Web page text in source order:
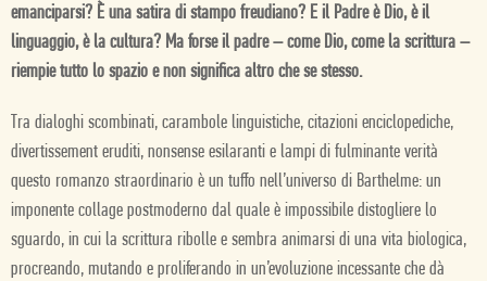
emanciparsi? È una satira di stampo freudiano? E il Padre è Dio, è il
linguaggio, è la cultura? Ma forse il padre – come Dio, come la scrittura –
riempie tutto lo spazio e non significa altro che se stesso.
Tra dialoghi scombinati, carambole linguistiche, citazioni enciclopediche,
divertissement eruditi, nonsense esilaranti e lampi di fulminante verità
questo romanzo straordinario è un tuffo nell’universo di Barthelme: un
imponente collage postmoderno dal quale è impossibile distogliere lo
sguardo, in cui la scrittura ribolle e sembra animarsi di una vita biologica,
procreando, mutando e proliferando in un’evoluzione incessante che dà